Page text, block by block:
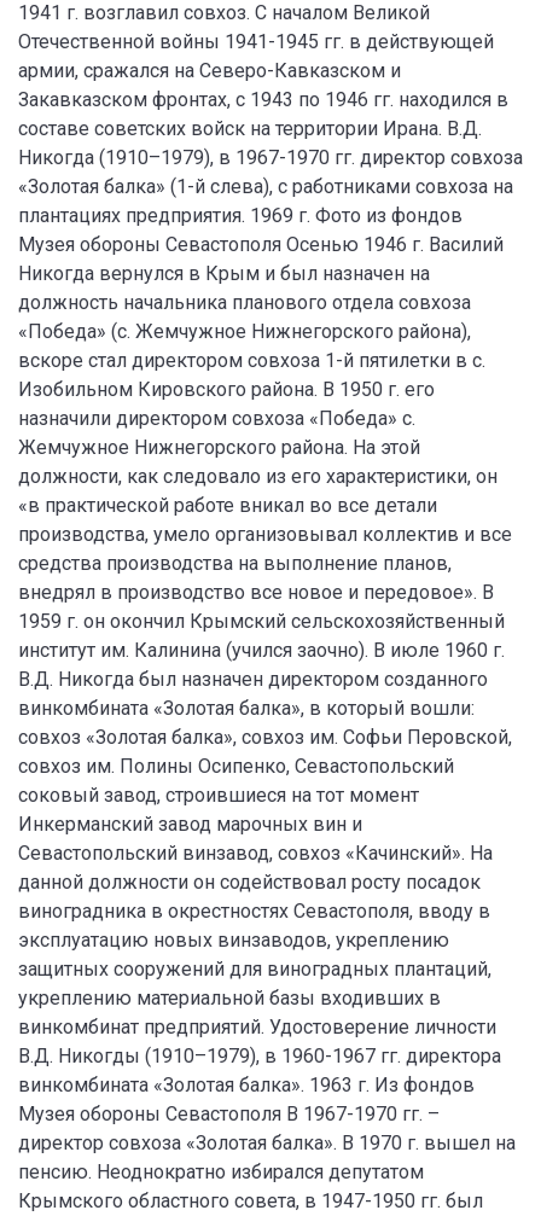
1941 г. возглавил совхоз. С началом Великой
Отечественной войны 1941-1945 гг. в действующей
армии, сражался на Северо-Кавказском и
Закавказском фронтах, с 1943 по 1946 гг. находился в
составе советских войск на территории Ирана. В.Д.
Никогда (1910–1979), в 1967-1970 гг. директор совхоза
«Золотая балка» (1-й слева), с работниками совхоза на
плантациях предприятия. 1969 г. Фото из фондов
Музея обороны Севастополя Осенью 1946 г. Василий
Никогда вернулся в Крым и был назначен на
должность начальника планового отдела совхоза
«Победа» (с. Жемчужное Нижнегорского района),
вскоре стал директором совхоза 1-й пятилетки в с.
Изобильном Кировского района. В 1950 г. его
назначили директором совхоза «Победа» с.
Жемчужное Нижнегорского района. На этой
должности, как следовало из его характеристики, он
«в практической работе вникал во все детали
производства, умело организовывал коллектив и все
средства производства на выполнение планов,
внедрял в производство все новое и передовое». В
1959 г. он окончил Крымский сельскохозяйственный
институт им. Калинина (учился заочно). В июле 1960 г.
В.Д. Никогда был назначен директором созданного
винкомбината «Золотая балка», в который вошли:
совхоз «Золотая балка», совхоз им. Софьи Перовской,
совхоз им. Полины Осипенко, Севастопольский
соковый завод, строившиеся на тот момент
Инкерманский завод марочных вин и
Севастопольский винзавод, совхоз «Качинский». На
данной должности он содействовал росту посадок
виноградника в окрестностях Севастополя, вводу в
эксплуатацию новых винзаводов, укреплению
защитных сооружений для виноградных плантаций,
укреплению материальной базы входивших в
винкомбинат предприятий. Удостоверение личности
В.Д. Никогды (1910–1979), в 1960-1967 гг. директора
винкомбината «Золотая балка». 1963 г. Из фондов
Музея обороны Севастополя В 1967-1970 гг. –
директор совхоза «Золотая балка». В 1970 г. вышел на
пенсию. Неоднократно избирался депутатом
Крымского областного совета, в 1947-1950 гг. был